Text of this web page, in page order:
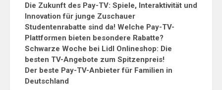
Die Zukunft des Pay-TV: Spiele, Interaktivität und
Innovation für junge Zuschauer
Studentenrabatte sind da! Welche Pay-TV-
Plattformen bieten besondere Rabatte?
Schwarze Woche bei Lidl Onlineshop: Die
besten TV-Angebote zum Spitzenpreis!
Der beste Pay-TV-Anbieter für Familien in
Deutschland